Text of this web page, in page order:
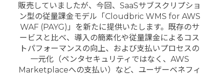
販売していましたが、今回、SaaSサブスクリプショ
ン型の従量課金モデル「Cloudbric WMS for AWS
WAF (PAYG)」を新たに提供いたします。既存のサ
ービスと比べ、導入の簡素化や従量課金によるコス
トパフォーマンスの向上、および支払いプロセスの
一元化（ペンタセキュリティではなく、AWS
Marketplaceへの支払い）など、ユーザーベネフィ